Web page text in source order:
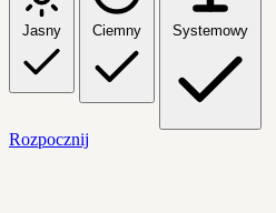
Jasny Ciemny Systemowy
Rozpocznij